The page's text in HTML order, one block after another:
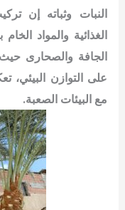
النبات وثباته إن
الغذائية والمواد
الجافة والصحارى
على التوازن البيئي،
مع البيئات الصعبة.